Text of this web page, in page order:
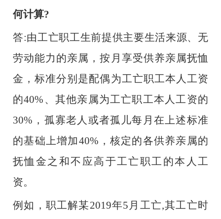
何计算?
答:由工亡职工生前提供主要生活来源、无
劳动能力的亲属，按月享受供养亲属抚恤
金，标准分别是配偶为工亡职工本人工资
的40%、其他亲属为工亡职工本人工资的
30%，孤寡老人或者孤儿每月在上述标准
的基础上增加40%，核定的各供养亲属的
抚恤金之和不应高于工亡职工的本人工
资。
例如，职工解某2019年5月工亡,其工亡时